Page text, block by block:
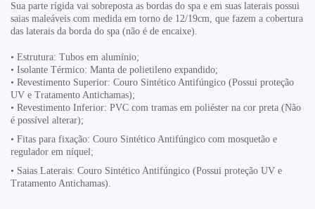
Sua parte rígida vai sobreposta as bordas do spa e em suas laterais possui
saias maleáveis com medida em torno de 12/19cm, que fazem a cobertura
das laterais da borda do spa (não é de encaixe).
• Estrutura: Tubos em alumínio;
• Isolante Térmico: Manta de polietileno expandido;
• Revestimento Superior: Couro Sintético Antifúngico (Possui proteção
UV e Tratamento Antichamas);
• Revestimento Inferior: PVC com tramas em poliéster na cor preta (Não
é possível alterar);
• Fitas para fixação: Couro Sintético Antifúngico com mosquetão e
regulador em níquel;
• Saias Laterais: Couro Sintético Antifúngico (Possui proteção UV e
Tratamento Antichamas).